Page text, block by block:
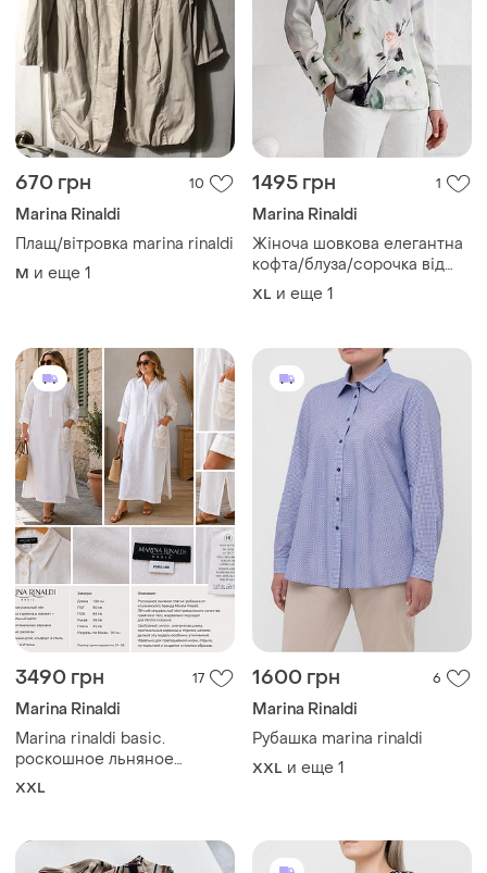
670 грн 10
Marina Rinaldi
Плащ/вітровка marina rinaldi
M и еще 1
1495 грн 1
Marina Rinaldi
Жіноча шовкова елегантна
кофта/блуза/сорочка від
вишуканого італійського
бренду marina rinaldi
XL и еще 1
3490 грн 17
Marina Rinaldi
Marina rinaldi basic.
роскошное льняное
платье-рубашка 100% лен,
XXL
1600 грн 6
Marina Rinaldi
Рубашка marina rinaldi
XXL и еще 1